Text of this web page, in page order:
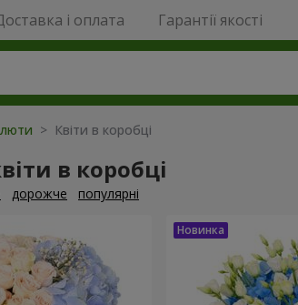
і оплата Гарантії якості
> Квіти в коробці
в коробці
дорожче популярні